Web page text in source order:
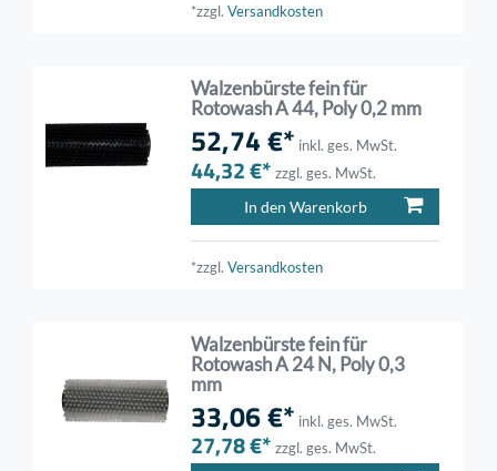
*zzgl.Versandkosten
Walzenbürste fein für
Rotowash A 44, Poly 0,2 mm
52,74 €* inkl. ges. MwSt.
44,32 €* zzgl. ges. MwSt.
In den Warenkorb
*zzgl.Versandkosten
Walzenbürste fein für
Rotowash A 24 N, Poly 0,3
mm
33,06 €* inkl. ges. MwSt.
27,78 €* zzgl. ges. MwSt.